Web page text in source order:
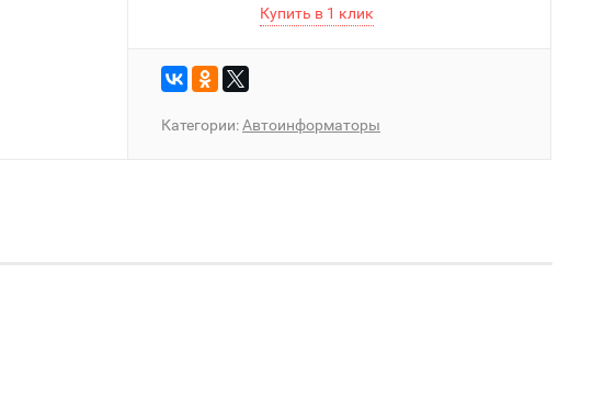
Категории:Автоинформаторы